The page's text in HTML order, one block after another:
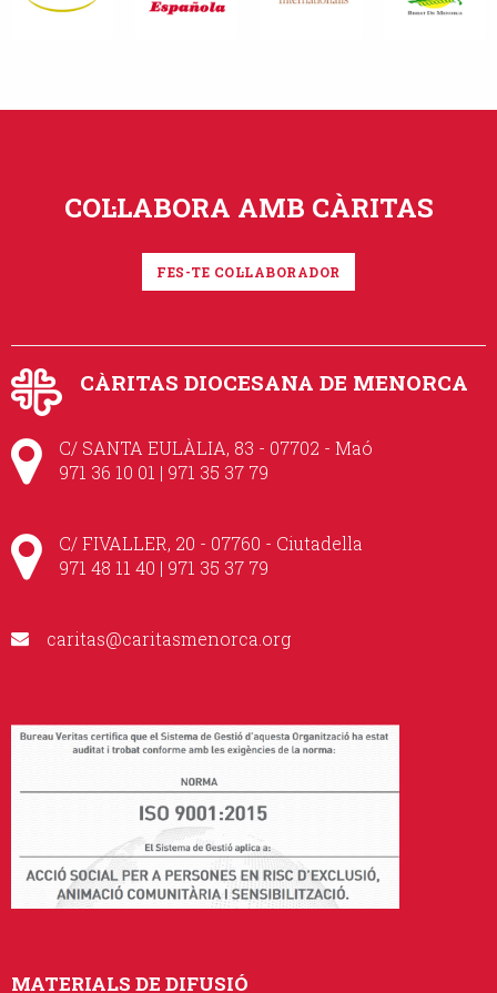
COL·LABORA AMB CÀRITAS
FES-TE COL·LABORADOR
CÀRITAS DIOCESANA DE MENORCA
C/ SANTA EULÀLIA, 83 - 07702 - Maó
971 36 10 01 | 971 35 37 79
C/ FIVALLER, 20 - 07760 - Ciutadella
971 48 11 40 | 971 35 37 79
caritas@caritasmenorca.org
MATERIALS DE DIFUSIÓ